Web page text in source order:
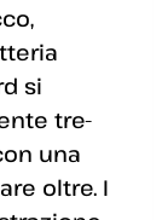
si
tre-
una
oltre. I